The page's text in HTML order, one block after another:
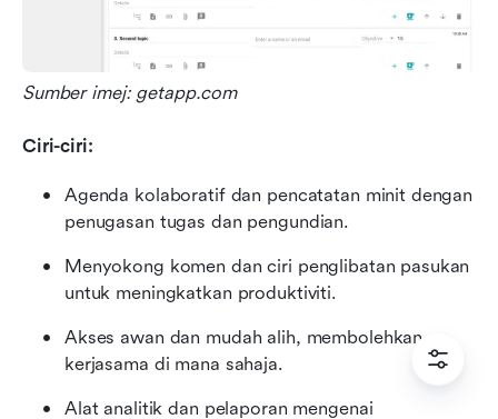
Sumber imej: getapp.com
Ciri-ciri:
Agenda kolaboratif dan pencatatan minit dengan
penugasan tugas dan pengundian.
Menyokong komen dan ciri penglibatan pasukan
untuk meningkatkan produktiviti.
Akses awan dan mudah alih, membolehkan
kerjasama di mana sahaja.
Alat analitik dan pelaporan mengenai